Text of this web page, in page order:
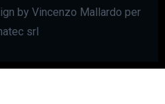
by Vincenzo Mallardo per
srl